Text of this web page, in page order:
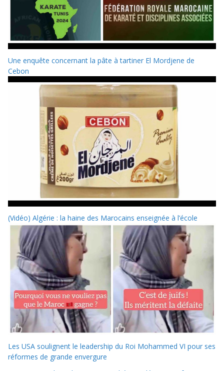
Une enquête concernant la pâte à tartiner El Mordjene de
Cebon
(Vidéo) Algérie : la haine des Marocains enseignée à l’école
Les USA soulignent le leadership du Roi Mohammed VI pour ses
réformes de grande envergure